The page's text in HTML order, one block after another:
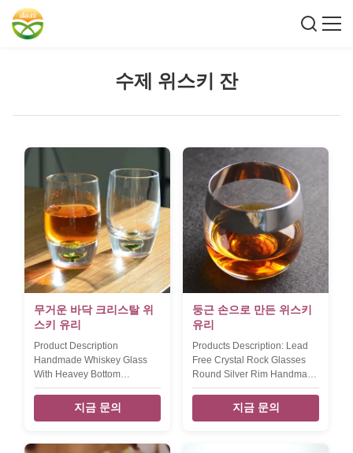
수제 위스키 잔
무거운 바닥 크리스탈 위
스키 유리
Product Description
Handmade Whiskey Glass
With Heavey Bottom
Suspend Bubble Scotch
Whisky Glasses Whisky
Glass Set – Elegant Lead-
Everyday Or Entertaining –
지금 문의
둥근 손으로 만든 위스키
유리
Products Description: Lead
Free Crystal Rock Glasses
Round Silver Rim Handmade
Whiskey Glass The round
silver rim whiskey glass cup
is made by handblown in
지금 문의